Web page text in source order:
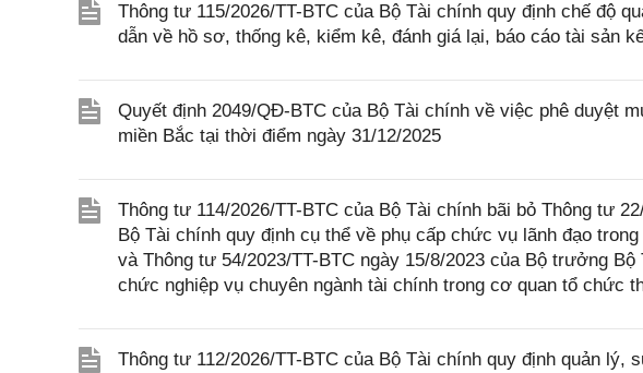
Thông tư 115/2026/TT-BTC của Bộ Tài chính quy định chế độ
dẫn về hồ sơ, thống kê, kiểm kê, đánh giá lại, báo cáo tài sản
Quyết định 2049/QĐ-BTC của Bộ Tài chính về việc phê duyệt
miền Bắc tại thời điểm ngày 31/12/2025
Thông tư 114/2026/TT-BTC của Bộ Tài chính bãi bỏ Thông tư
Bộ Tài chính quy định cụ thể về phụ cấp chức vụ lãnh đạo
và Thông tư 54/2023/TT-BTC ngày 15/8/2023 của Bộ trưởng
chức nghiệp vụ chuyên ngành tài chính trong cơ quan tổ chức
Thông tư 112/2026/TT-BTC của Bộ Tài chính quy định quản